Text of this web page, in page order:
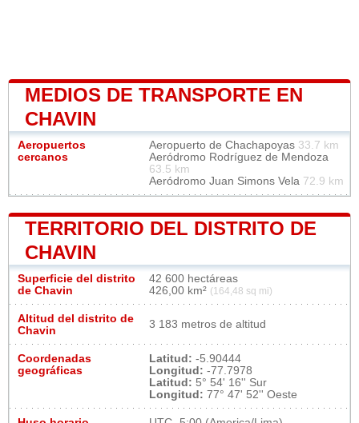
MEDIOS DE TRANSPORTE EN
CHAVIN
Aeropuertos
cercanos
Aeropuerto de Chachapoyas 33.7 km
Aeródromo Rodríguez de Mendoza
63.5 km
Aeródromo Juan Simons Vela 72.9 km
TERRITORIO DEL DISTRITO DE
CHAVIN
Superficie del distrito
de Chavin
42 600 hectáreas
426,00 km² (164,48 sq mi)
Altitud del distrito de
Chavin
3 183 metros de altitud
Coordenadas
geográficas
Latitud: -5.90444
Longitud: -77.7978
Latitud: 5° 54' 16'' Sur
Longitud: 77° 47' 52'' Oeste